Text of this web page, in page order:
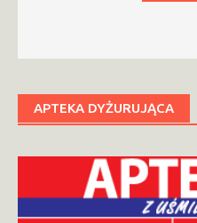
APTEKA DYŻURUJĄCA